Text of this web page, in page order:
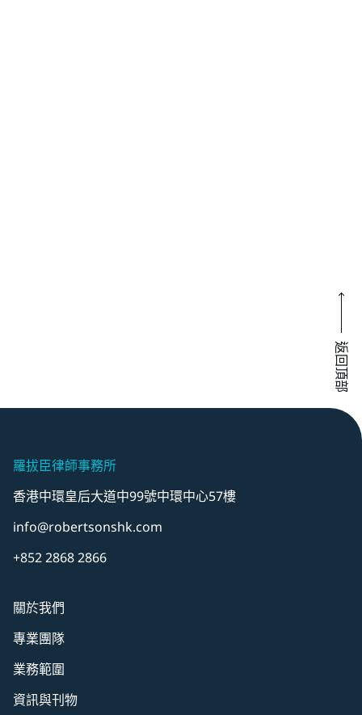
返回頂部
關於我們
專業團隊
業務範圍
資訊與刊物
羅拔臣律師事務所
香港中環皇后大道中99號中環中心57樓
info@robertsonshk.com
+852 2868 2866